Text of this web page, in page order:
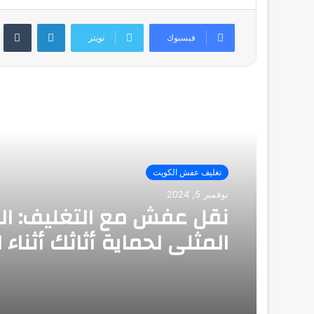
فيسبوك تويتر
لينكدإن
تغليف عفش الكويت
نوفمبر 5, 2024
نقل عفش مع التغليف:
المثلى لحماية أثاثك أثناء